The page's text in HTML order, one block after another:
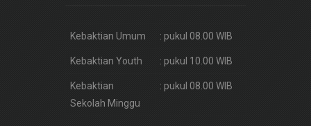
Kebaktian Umum : pukul 08.00 WIB
Kebaktian Youth : pukul 10.00 WIB
Kebaktian
Sekolah Minggu
: pukul 08.00 WIB